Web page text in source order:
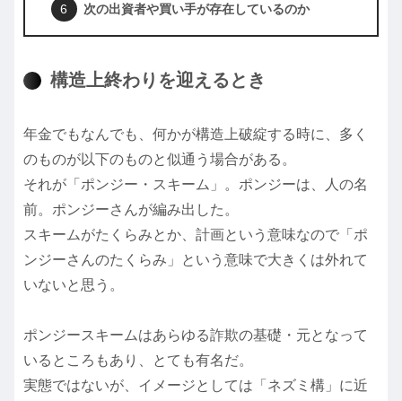
次の出資者や買い手が存在しているのか
構造上終わりを迎えるとき
年金でもなんでも、何かが構造上破綻する時に、多く
のものが以下のものと似通う場合がある。
それが「ポンジー・スキーム」。ポンジーは、人の名
前。ポンジーさんが編み出した。
スキームがたくらみとか、計画という意味なので「ポ
ンジーさんのたくらみ」という意味で大きくは外れて
いないと思う。
ポンジースキームはあらゆる詐欺の基礎・元となって
いるところもあり、とても有名だ。
実態ではないが、イメージとしては「ネズミ構」に近